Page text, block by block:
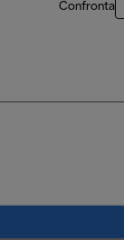
Confronta